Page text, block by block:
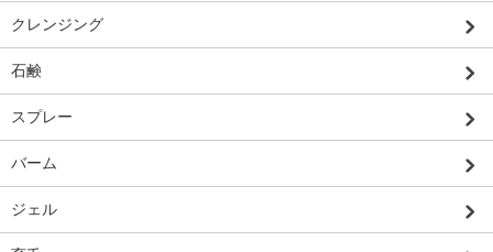
クレンジング
石鹸
スプレー
バーム
ジェル